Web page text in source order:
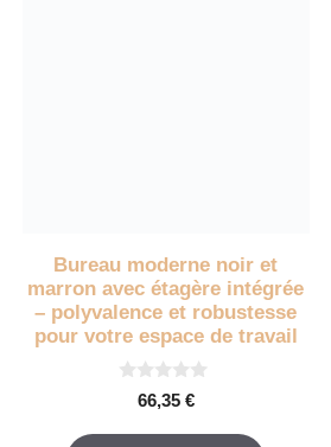
Bureau moderne noir et
marron avec étagère intégrée
– polyvalence et robustesse
pour votre espace de travail
66,35 €